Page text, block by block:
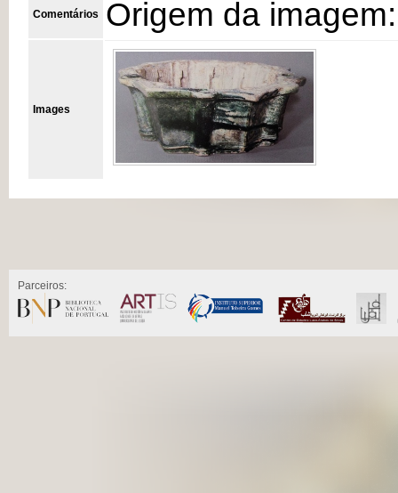
Comentários Origem da imagem:
Images
Parceiros: